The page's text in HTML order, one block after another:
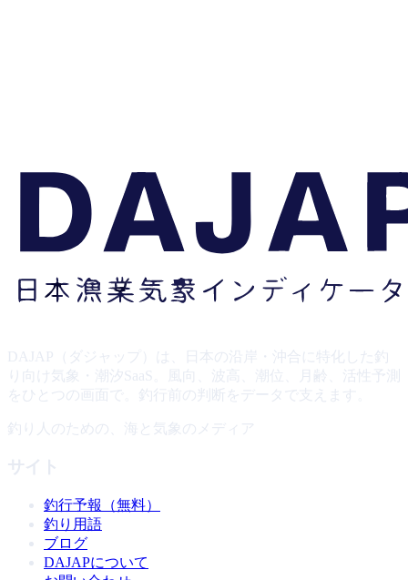
DAJAP（ダジャップ）は、日本の沿岸・沖合に特化した釣
り向け気象・潮汐SaaS。風向、波高、潮位、月齢、活性予測
をひとつの画面で。釣行前の判断をデータで支えます。
釣り人のための、海と気象のメディア
サイト
釣行予報（無料）
釣り用語
ブログ
DAJAPについて